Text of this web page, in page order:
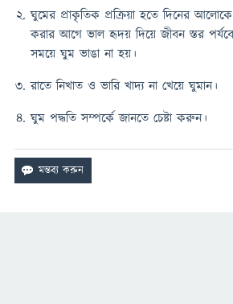
ঘুমের প্রাকৃতিক প্রক্রিয়া হতে দিনের
করার আগে ভাল হৃদয় দিয়ে জীবন স্তর
সময়ে ঘুম ভাঙা না হয়।
রাতে নিখাত ও ভারি খাদ্য না খেয়ে ঘুমান।
ঘুম পদ্ধতি সম্পর্কে জানতে চেষ্টা করুন।